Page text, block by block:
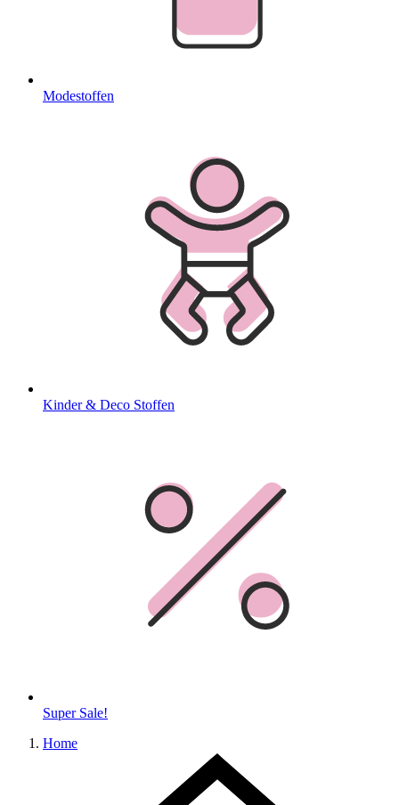
Modestoffen
Kinder & Deco Stoffen
Super Sale!
Home